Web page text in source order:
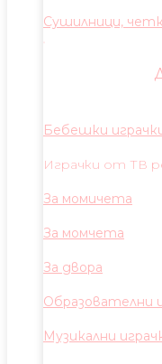
Сушилници,
Бебешки
Играчки от ТВ
За момичета
За момчета
За двора
Образователни
Музикални